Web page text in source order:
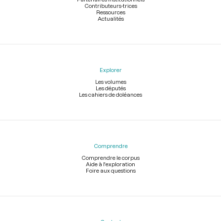
Contributeurs-trices
Ressources
Actualités
Explorer
Les volumes
Les députés
Les cahiers de doléances
Comprendre
Comprendre le corpus
Aide à l'exploration
Foire aux questions